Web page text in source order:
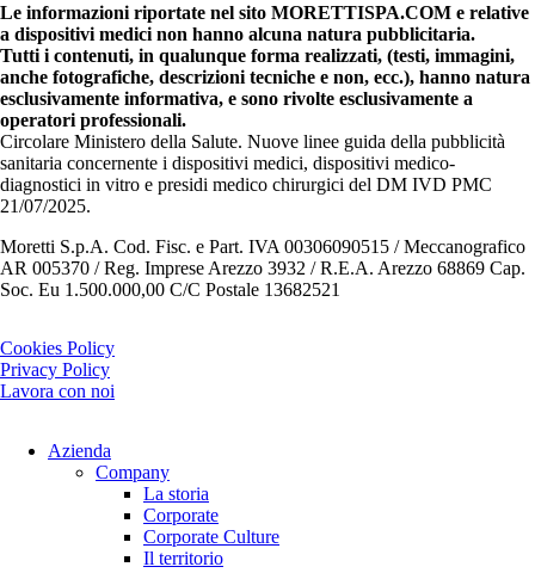
Le informazioni riportate nel sito MORETTISPA.COM e relative
a dispositivi medici non hanno alcuna natura pubblicitaria.
Tutti i contenuti, in qualunque forma realizzati, (testi, immagini,
anche fotografiche, descrizioni tecniche e non, ecc.), hanno natura
esclusivamente informativa, e sono rivolte esclusivamente a
operatori professionali.
Circolare Ministero della Salute. Nuove linee guida della pubblicità
sanitaria concernente i dispositivi medici, dispositivi medico-
diagnostici in vitro e presidi medico chirurgici del DM IVD PMC
21/07/2025.
Moretti S.p.A. Cod. Fisc. e Part. IVA 00306090515 / Meccanografico
AR 005370 / Reg. Imprese Arezzo 3932 / R.E.A. Arezzo 68869 Cap.
Soc. Eu 1.500.000,00 C/C Postale 13682521
Cookies Policy
Privacy Policy
Lavora con noi
Azienda
Company
La storia
Corporate
Corporate Culture
Il territorio